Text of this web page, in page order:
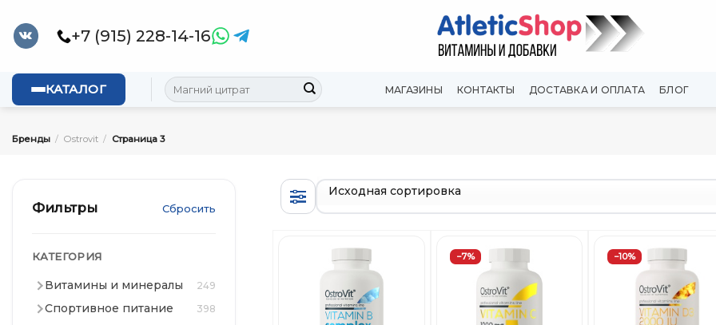
content
+7 (915) 228-14-16
КАТАЛОГ Искать:
МАГАЗИНЫ КОНТАКТЫ ДОСТАВКА И ОПЛАТА БЛОГ
Бренды / Ostrovit / Страница 3
Фильтры Сбросить
КАТЕГОРИЯ
Витамины и минералы 249
Спортивное питание 398
Добавить
Вишлист
−7%
Добавить
Вишлист
−10%